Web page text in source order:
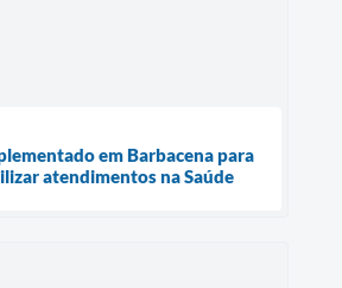
em Barbacena para
atendimentos na Saúde